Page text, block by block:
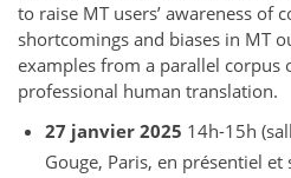
to raise MT users’ awareness of
shortcomings and biases in MT
examples from a parallel corpus
professional human translation.
27 janvier 2025 14h-15h
Gouge, Paris, en présentiel et